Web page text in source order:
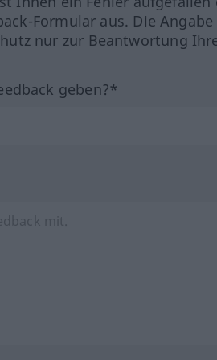
Formular aus. Die
nur zur Beantwortung
geben?*